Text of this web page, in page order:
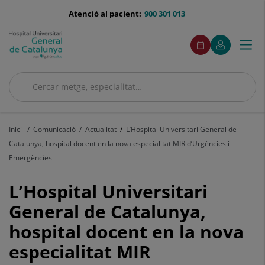
menu-
900 301 013
Atenció al pacient:
Cercar
Cercar
menuAcceso
Demaneu
cita
Aquest
enllaç
s'obrirà
una
El
meu
Aquest
enllaç
s'obrirà
una
finestra
Menú
Inici Comunicació Actualitat
L’Hospital Universitari General de
Catalunya, hospital docent en la nova especialitat MIR d’Urgències i
Emergències
L’Hospital
Universitari
General
de
L’Hospital Universitari
General de Catalunya,
hospital docent en la nova
especialitat MIR